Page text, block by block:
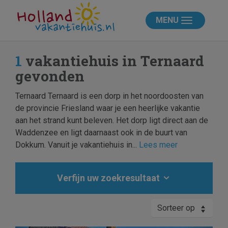
MENU
1 vakantiehuis in Ternaard
gevonden
Ternaard Ternaard is een dorp in het noordoosten van
de provincie Friesland waar je een heerlijke vakantie
aan het strand kunt beleven. Het dorp ligt direct aan de
Waddenzee en ligt daarnaast ook in de buurt van
Dokkum. Vanuit je vakantiehuis in... Lees meer
Verfijn uw zoekresultaat
Sorteer op